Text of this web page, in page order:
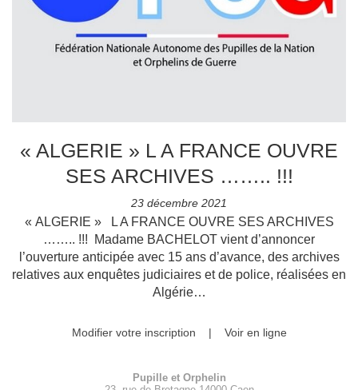
« ALGERIE » L A FRANCE OUVRE
SES ARCHIVES …….. !!!
23 décembre 2021
« ALGERIE » L A FRANCE OUVRE SES ARCHIVES
…….. !!! Madame BACHELOT vient d’annoncer
l’ouverture anticipée avec 15 ans d’avance, des archives
relatives aux enquêtes judiciaires et de police, réalisées en
Algérie…
Modifier votre inscription | Voir en ligne
Pupille et Orphelin